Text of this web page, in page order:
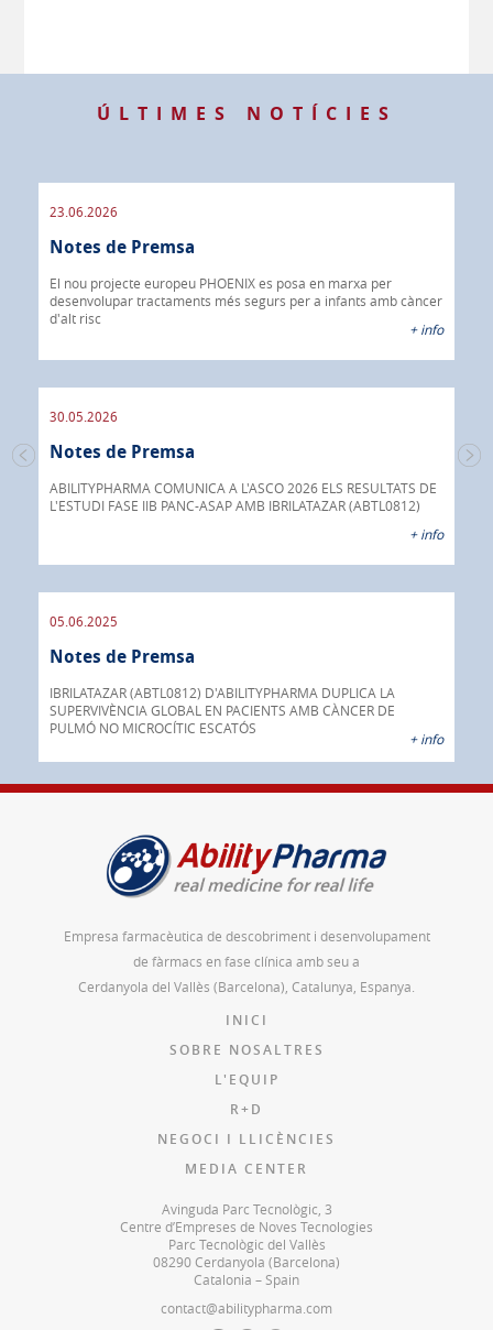
ÚLTIMES NOTÍCIES
de
23.06.2026
Notes de Premsa
El nou projecte europeu PHOENIX es posa en marxa per
desenvolupar tractaments més segurs per a infants amb càncer
d'alt risc
+ info
30.05.2026
Notes de Premsa
ABILITYPHARMA COMUNICA A L'ASCO 2026 ELS RESULTATS DE
L'ESTUDI FASE IIB PANC-ASAP AMB IBRILATAZAR (ABTL0812)
+ info
05.06.2025
Notes de Premsa
IBRILATAZAR (ABTL0812) D'ABILITYPHARMA DUPLICA LA
SUPERVIVÈNCIA GLOBAL EN PACIENTS AMB CÀNCER DE
PULMÓ NO MICROCÍTIC ESCATÓS
+ info
Empresa farmacèutica de descobriment i desenvolupament
de fàrmacs en fase clínica amb seu a
Cerdanyola del Vallès (Barcelona), Catalunya, Espanya.
INICI
SOBRE NOSALTRES
L'EQUIP
R+D
NEGOCI I LLICÈNCIES
MEDIA CENTER
Avinguda Parc Tecnològic, 3
Centre d’Empreses de Noves Tecnologies
Parc Tecnològic del Vallès
08290 Cerdanyola (Barcelona)
Catalonia – Spain
contact@abilitypharma.com